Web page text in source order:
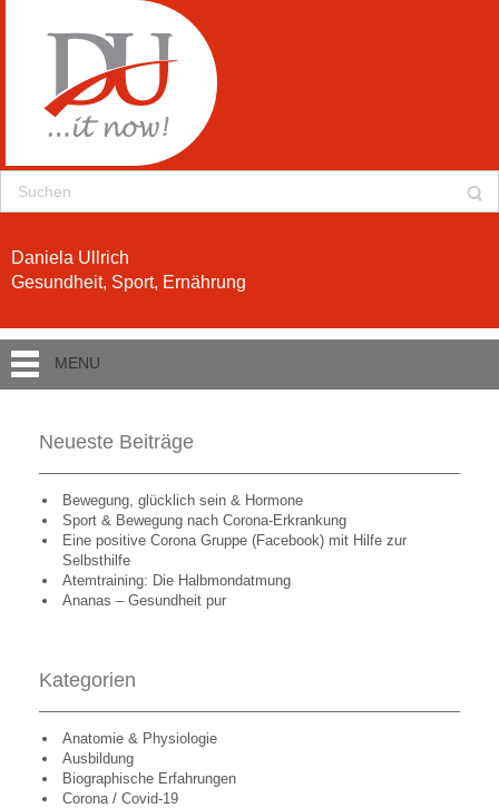
Daniela Ullrich
Gesundheit, Sport, Ernährung
MENU
Neueste Beiträge
Bewegung, glücklich sein & Hormone
Sport & Bewegung nach Corona-Erkrankung
Eine positive Corona Gruppe (Facebook) mit Hilfe zur
Selbsthilfe
Atemtraining: Die Halbmondatmung
Ananas – Gesundheit pur
Kategorien
Anatomie & Physiologie
Ausbildung
Biographische Erfahrungen
Corona / Covid-19